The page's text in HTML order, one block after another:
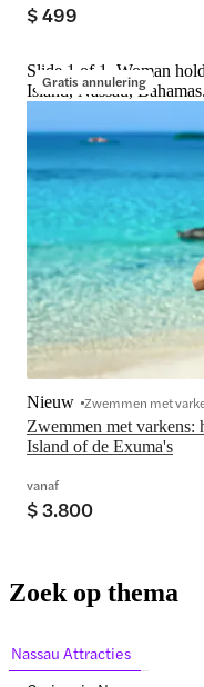
$ 499
Gratis annulering
Slide 1 of 1, Woman
Island, Nassau, Bahamas.
Zwemmen met varkens:
Island of de Exuma's
Nieuw Zwemmen met
vanaf
$ 3.800
Zoek op thema
Nassau Attracties